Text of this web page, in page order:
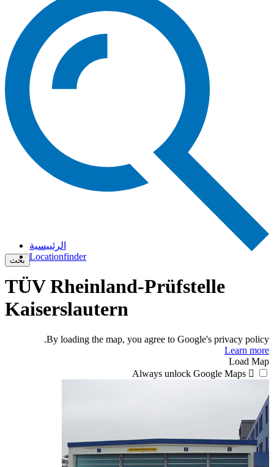
بحث
الرئييسية
Locationfinder
TÜV Rheinland-Prüfstelle
Kaiserslautern
By loading the map, you agree to Google's privacy policy.
Learn more
Load Map
Always unlock Google Maps